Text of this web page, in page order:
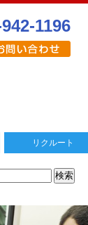
1196
リクルート